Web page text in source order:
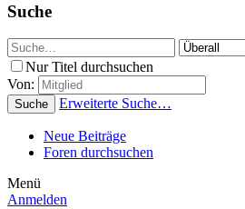
Suche
Nur Titel durchsuchen
Von:
Suche Erweiterte Suche…
Neue Beiträge
Foren durchsuchen
Menü
Anmelden